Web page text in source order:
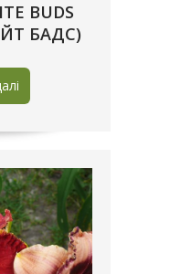
BUDS
БАДС)